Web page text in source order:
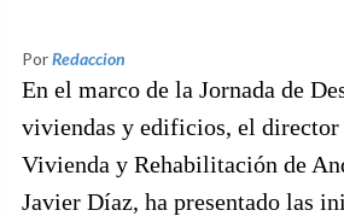
PorRedaccion
En el marco de la Jornada de
viviendas y edificios, el director
Vivienda y Rehabilitación de
Javier Díaz, ha presentado las